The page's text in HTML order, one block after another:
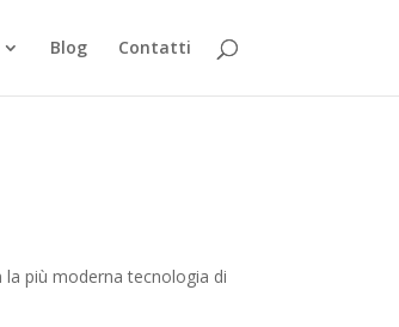
Blog Contatti
più moderna tecnologia di